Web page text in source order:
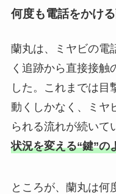
何度も電話をかけ
蘭丸は、ミヤビの電
く追跡から直接接触
した。これまでは目
動くしかなく、ミヤ
られる流れが続いて
状況を変える“鍵”の
ところが、蘭丸は何